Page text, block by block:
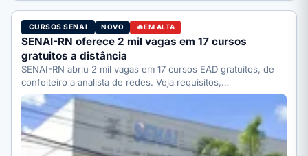
CURSOS SENAI NOVO EM ALTA
SENAI-RN oferece 2 mil vagas em 17 cursos
gratuitos a distância
SENAI-RN abriu 2 mil vagas em 17 cursos EAD gratuitos, de
confeiteiro a analista de redes. Veja requisitos,…